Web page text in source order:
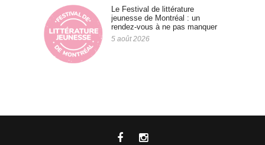
Le Festival de littérature
jeunesse de Montréal : un
rendez-vous à ne pas manquer
5 août 2026